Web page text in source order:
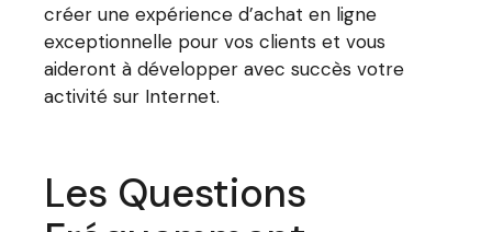
créer une expérience d’achat en ligne
exceptionnelle pour vos clients et vous
aideront à développer avec succès votre
activité sur Internet.
Les Questions